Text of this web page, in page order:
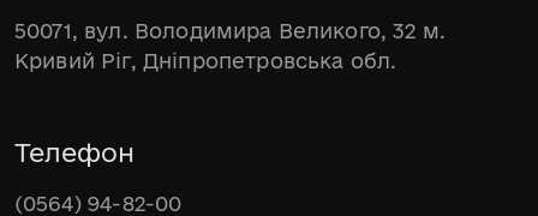
50071, вул. Володимира Великого, 32 м.
Кривий Ріг, Дніпропетровська обл.
Телефон
(0564) 94-82-00